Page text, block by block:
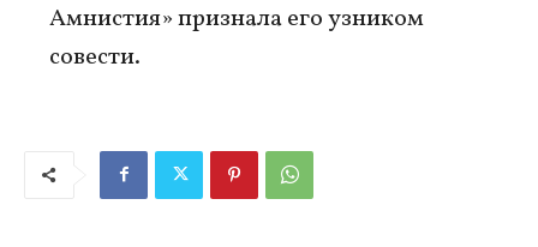
Амнистия» признала его узником
совести.